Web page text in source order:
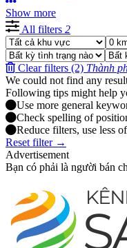
Show more
All filters 2
Clear filters (2) Thành
We could not find any
Following tips might help
Use more general
Check spelling of
Reduce filters, use less
Reset filter →
Advertisement
Bạn có phải là người bán